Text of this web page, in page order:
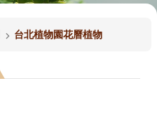
台北植物園花曆植物